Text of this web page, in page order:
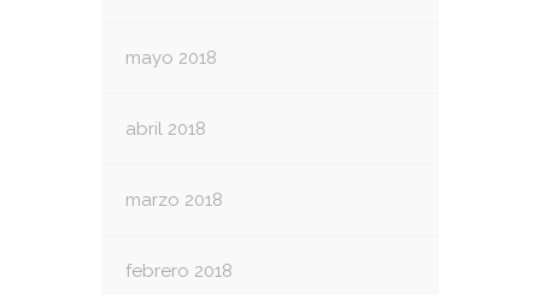
mayo 2018
abril 2018
marzo 2018
febrero 2018